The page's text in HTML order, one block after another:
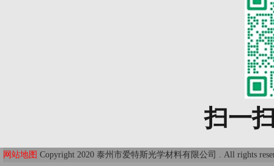
扫一
网站地图 Copyright 2020 泰州市爱特斯光学材料有限公司 . All rights